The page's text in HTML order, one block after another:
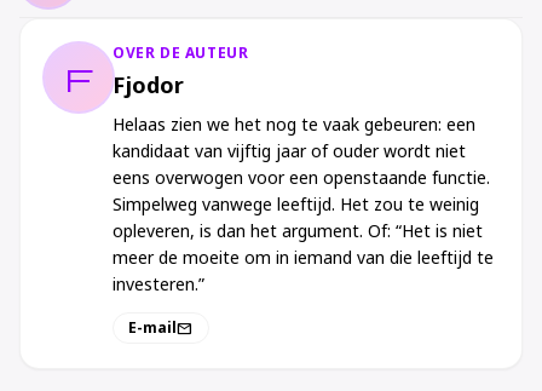
F
OVER DE AUTEUR
Fjodor
Helaas zien we het nog te vaak gebeuren: een
kandidaat van vijftig jaar of ouder wordt niet
eens overwogen voor een openstaande functie.
Simpelweg vanwege leeftijd. Het zou te weinig
opleveren, is dan het argument. Of: “Het is niet
meer de moeite om in iemand van die leeftijd te
investeren.”
E-mailmail